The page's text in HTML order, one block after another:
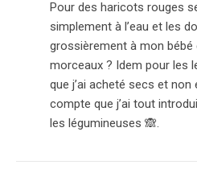
Pour des haricots rouges
simplement à l’eau et les
grossièrement à mon bébé
morceaux ? Idem pour les
que j’ai acheté secs et
compte que j’ai tout
les légumineuses 🙈.